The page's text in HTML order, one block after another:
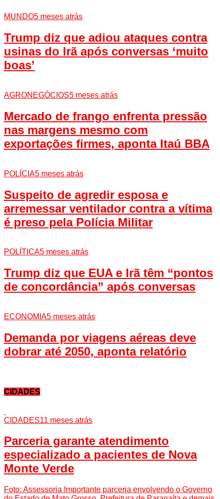
MUNDO5 meses atrás
Trump diz que adiou ataques contra
usinas do Irã após conversas ‘muito
boas’
AGRONEGÓCIOS5 meses atrás
Mercado de frango enfrenta pressão
nas margens mesmo com
exportações firmes, aponta Itaú BBA
POLÍCIA5 meses atrás
Suspeito de agredir esposa e
arremessar ventilador contra a vítima
é preso pela Polícia Militar
POLÍTICA5 meses atrás
Trump diz que EUA e Irã têm “pontos
de concordância” após conversas
ECONOMIA5 meses atrás
Demanda por viagens aéreas deve
dobrar até 2050, aponta relatório
CIDADES
CIDADES11 meses atrás
Parceria garante atendimento
especializado a pacientes de Nova
Monte Verde
Foto: Assessoria Importante parceria envolvendo o Governo